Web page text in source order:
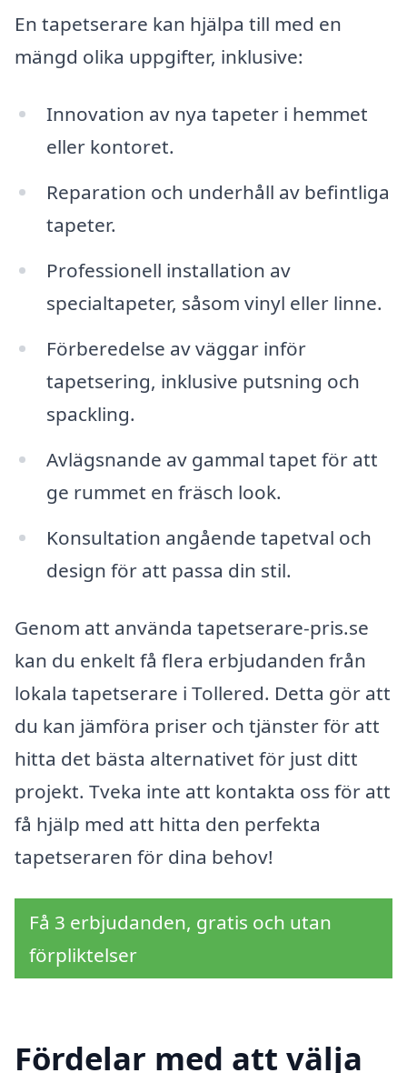
En tapetserare kan hjälpa till med en
mängd olika uppgifter, inklusive:
Innovation av nya tapeter i hemmet
eller kontoret.
Reparation och underhåll av befintliga
tapeter.
Professionell installation av
specialtapeter, såsom vinyl eller linne.
Förberedelse av väggar inför
tapetsering, inklusive putsning och
spackling.
Avlägsnande av gammal tapet för att
ge rummet en fräsch look.
Konsultation angående tapetval och
design för att passa din stil.
Genom att använda tapetserare-pris.se
kan du enkelt få flera erbjudanden från
lokala tapetserare i Tollered. Detta gör att
du kan jämföra priser och tjänster för att
hitta det bästa alternativet för just ditt
projekt. Tveka inte att kontakta oss för att
få hjälp med att hitta den perfekta
tapetseraren för dina behov!
Få 3 erbjudanden, gratis och utan
förpliktelser
Fördelar med att välja